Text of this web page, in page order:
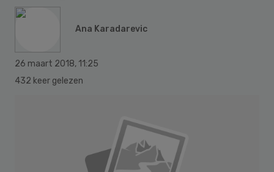
Ana Karadarevic
26 maart 2018, 11:25
432 keer gelezen